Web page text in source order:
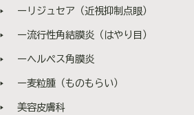
かかりつけの産婦人科に相談のうえ)
る ・何か美容ケアを取り入れたい ・
す！ 主成分：トコフェロール酢酸
改善し、肌のターンオーバーを正常化
促進が促され、冷えやむくみによる肌
ーリジュセア（近視抑制点眼）
ー流行性角結膜炎（はやり目）
ーヘルペス角膜炎
ー麦粒腫（ものもらい）
美容皮膚科